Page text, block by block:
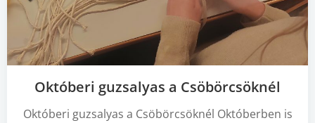
Októberi guzsalyas a Csöbörcsöknél
Októberi guzsalyas a Csöbörcsöknél Októberben is